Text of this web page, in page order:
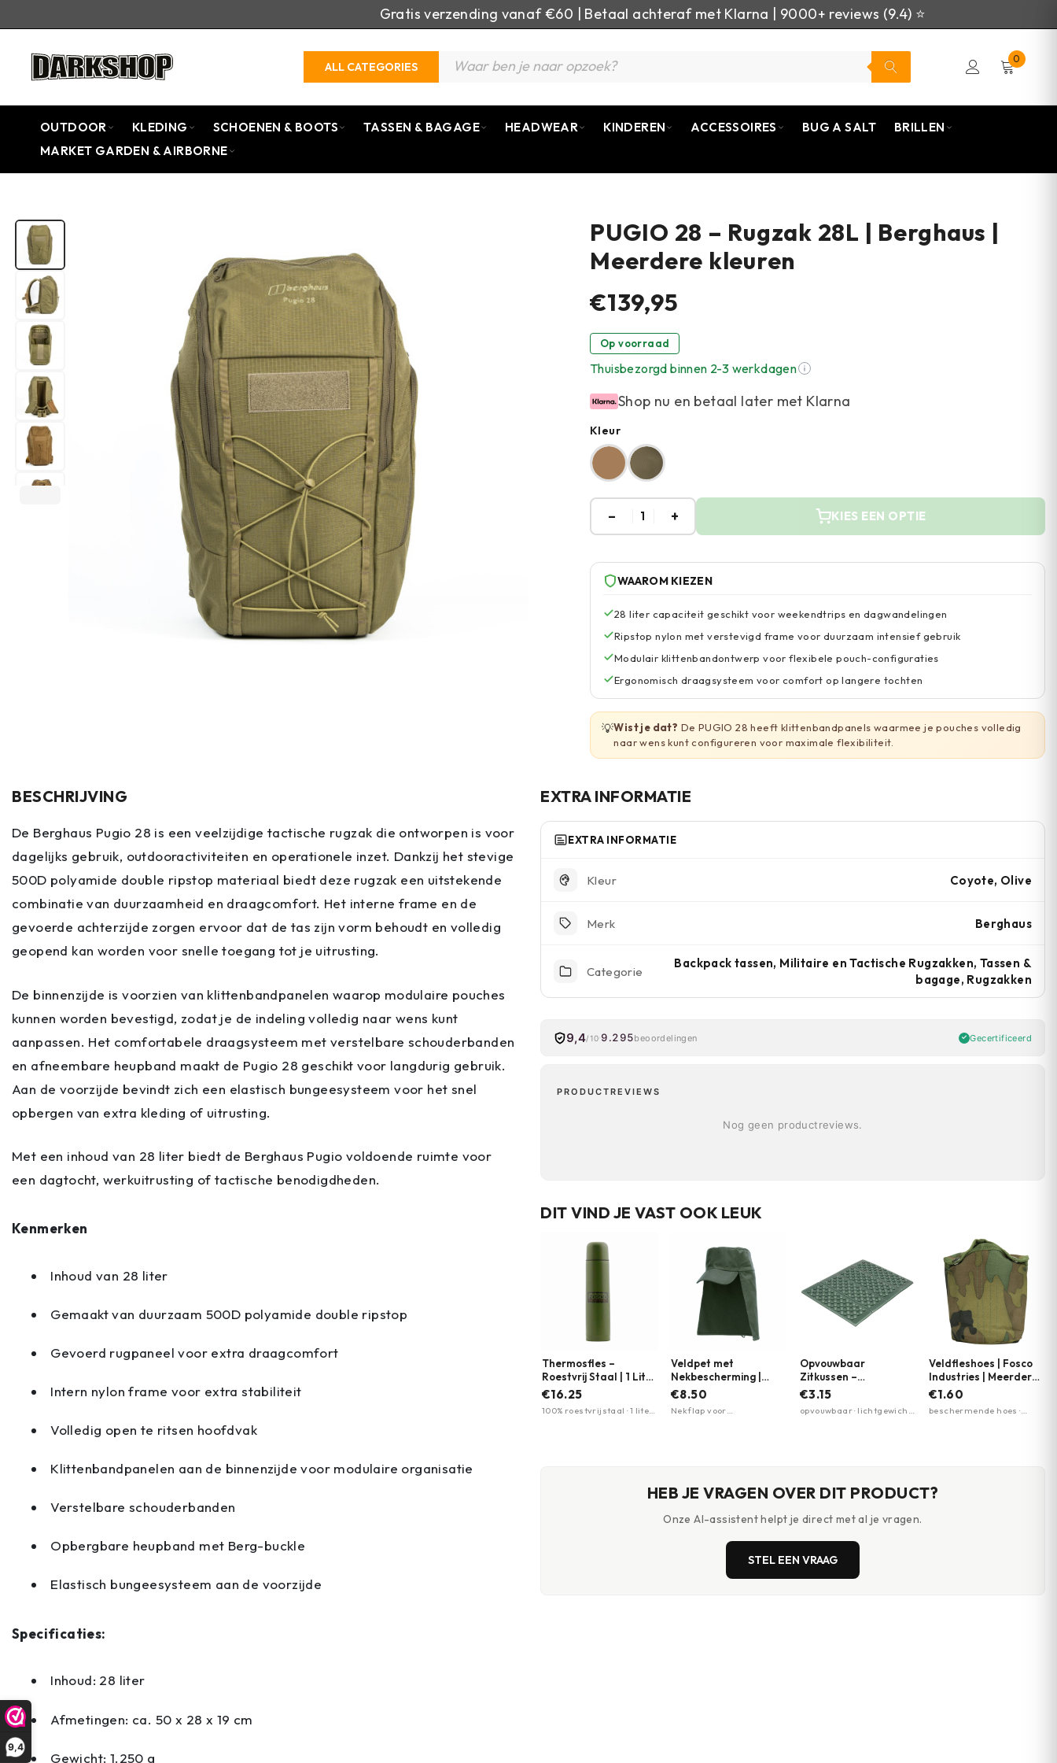
9,4
Gratis verzending vanaf €60 | Betaal achteraf met Klarna | 9000+ reviews (9.4) ⭐
ALL CATEGORIES
0
OUTDOOR KLEDING SCHOENEN & BOOTS TASSEN & BAGAGE HEADWEAR KINDEREN ACCESSOIRES BUG A SALT
BRILLEN
MARKET GARDEN & AIRBORNE
PUGIO 28 – Rugzak 28L | Berghaus |
Meerdere kleuren
€139,95
Op voorraad
Thuisbezorgd binnen 2-3 werkdagen
Shop nu en betaal later met Klarna
Kleur
– 1 + KIES EEN OPTIE
WAAROM KIEZEN
28 liter capaciteit geschikt voor weekendtrips en dagwandelingen
Ripstop nylon met verstevigd frame voor duurzaam intensief gebruik
Modulair klittenbandontwerp voor flexibele pouch-configuraties
Ergonomisch draagsysteem voor comfort op langere tochten
💡Wist je dat? De PUGIO 28 heeft klittenbandpanels waarmee je pouches volledig
naar wens kunt configureren voor maximale flexibiliteit.
BESCHRIJVING
De Berghaus Pugio 28 is een veelzijdige tactische rugzak die ontworpen is voor
dagelijks gebruik, outdooractiviteiten en operationele inzet. Dankzij het stevige
500D polyamide double ripstop materiaal biedt deze rugzak een uitstekende
combinatie van duurzaamheid en draagcomfort. Het interne frame en de
gevoerde achterzijde zorgen ervoor dat de tas zijn vorm behoudt en volledig
geopend kan worden voor snelle toegang tot je uitrusting.
De binnenzijde is voorzien van klittenbandpanelen waarop modulaire pouches
kunnen worden bevestigd, zodat je de indeling volledig naar wens kunt
aanpassen. Het comfortabele draagsysteem met verstelbare schouderbanden
en afneembare heupband maakt de Pugio 28 geschikt voor langdurig gebruik.
Aan de voorzijde bevindt zich een elastisch bungeesysteem voor het snel
opbergen van extra kleding of uitrusting.
Met een inhoud van 28 liter biedt de Berghaus Pugio voldoende ruimte voor
een dagtocht, werkuitrusting of tactische benodigdheden.
Kenmerken
Inhoud van 28 liter
Gemaakt van duurzaam 500D polyamide double ripstop
Gevoerd rugpaneel voor extra draagcomfort
Intern nylon frame voor extra stabiliteit
Volledig open te ritsen hoofdvak
Klittenbandpanelen aan de binnenzijde voor modulaire organisatie
Verstelbare schouderbanden
Opbergbare heupband met Berg-buckle
Elastisch bungeesysteem aan de voorzijde
Specificaties:
Inhoud: 28 liter
Afmetingen: ca. 50 x 28 x 19 cm
Gewicht: 1.250 g
EXTRA INFORMATIE
EXTRA INFORMATIE
Kleur Coyote, Olive
Merk Berghaus
Categorie
Backpack tassen, Militaire en Tactische Rugzakken, Tassen &
bagage, Rugzakken
9,4/10 9.295beoordelingen Gecertificeerd
PRODUCTREVIEWS
Nog geen productreviews.
DIT VIND JE VAST OOK LEUK
Thermosfles –
Roestvrij Staal | 1 Liter
| Fosco Industries |
€16.25
100% roestvrijstaal · 1 liter
Veldpet met
Nekbescherming |
Fostex Garments |
€8.50
Nekflap voor
Opvouwbaar
Zitkussen –
Lichtgewicht Outdoor
Industries
€3.15
opvouwbaar · lichtgewicht ·
Veldfleshoes | Fosco
Industries | Meerdere
kleuren
€1.60
beschermende hoes ·
HEB JE VRAGEN OVER DIT PRODUCT?
Onze AI-assistent helpt je direct met al je vragen.
STEL EEN VRAAG